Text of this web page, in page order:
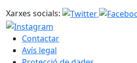
Xarxes socials:
Contactar
Avís legal